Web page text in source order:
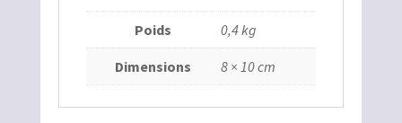
Poids 0,4 kg
Dimensions 8 × 10 cm